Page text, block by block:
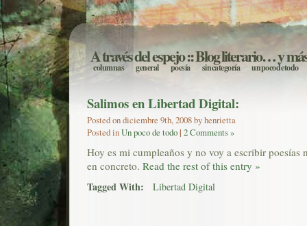
A través del espejo:: Blog literario… y
columnas general poesía sin categoría un poco de todo
Salimos en Libertad Digital:
Posted on diciembre 9th, 2008 by henrietta
Posted inUn poco de todo| 2 Comments »
Hoy es mi cumpleaños y no voy a escribir poesías
en concreto. Read the rest of this entry »
Tagged With: Libertad Digital